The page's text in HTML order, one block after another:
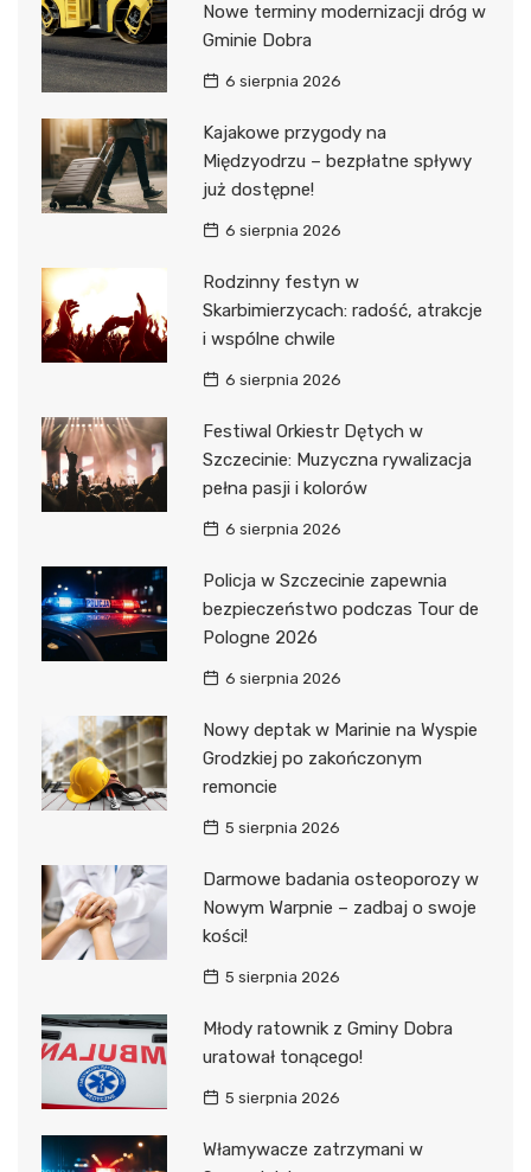
Nowe terminy modernizacji dróg w
Gminie Dobra
6 sierpnia 2026
Kajakowe przygody na
Międzyodrzu – bezpłatne spływy
już dostępne!
6 sierpnia 2026
Rodzinny festyn w
Skarbimierzycach: radość, atrakcje
i wspólne chwile
6 sierpnia 2026
Festiwal Orkiestr Dętych w
Szczecinie: Muzyczna rywalizacja
pełna pasji i kolorów
6 sierpnia 2026
Policja w Szczecinie zapewnia
bezpieczeństwo podczas Tour de
Pologne 2026
6 sierpnia 2026
Nowy deptak w Marinie na Wyspie
Grodzkiej po zakończonym
remoncie
5 sierpnia 2026
Darmowe badania osteoporozy w
Nowym Warpnie – zadbaj o swoje
kości!
5 sierpnia 2026
Młody ratownik z Gminy Dobra
uratował tonącego!
5 sierpnia 2026
Włamywacze zatrzymani w